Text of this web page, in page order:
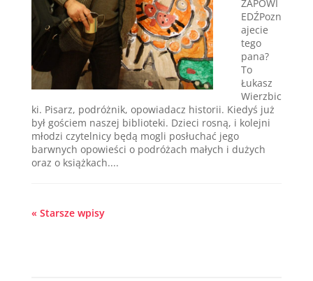
ZAPOWI
EDŹPozn
ajecie
tego
pana?
To
Łukasz
Wierzbic
ki. Pisarz, podróżnik, opowiadacz historii. Kiedyś już
był gościem naszej biblioteki. Dzieci rosną, i kolejni
młodzi czytelnicy będą mogli posłuchać jego
barwnych opowieści o podróżach małych i dużych
oraz o książkach....
« Starsze wpisy